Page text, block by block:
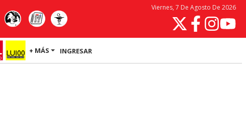
Viernes, 7 De Agosto De 2026
+ MÁS INGRESAR